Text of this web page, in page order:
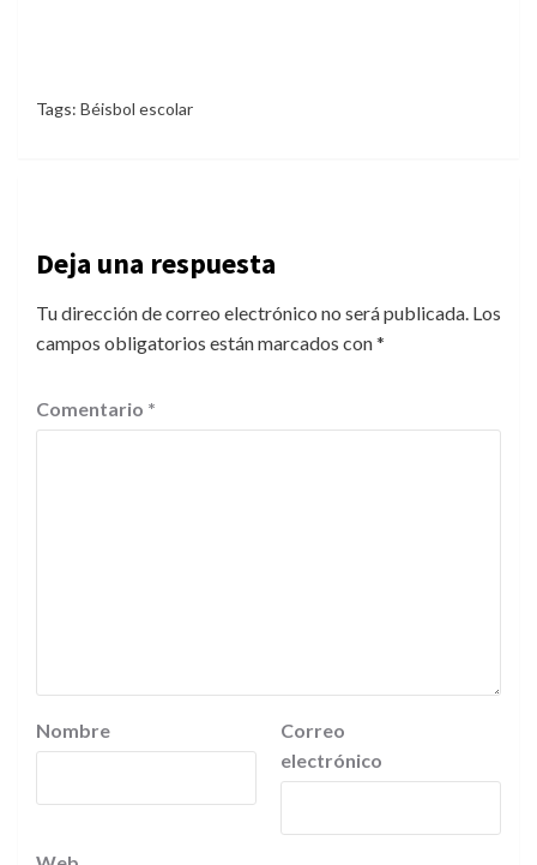
Tags: Béisbol escolar
Deja una respuesta
Tu dirección de correo electrónico no será publicada. Los
campos obligatorios están marcados con*
Comentario *
Nombre
Correo
electrónico